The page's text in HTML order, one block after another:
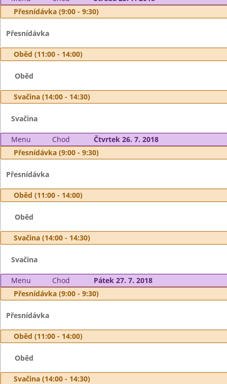
Přesnídávka (9:00 - 9:30)
Přesnídávka
Oběd (11:00 - 14:00)
Oběd
Svačina (14:00 - 14:30)
Svačina
Menu Chod
Čtvrtek 26. 7. 2018
Přesnídávka (9:00 - 9:30)
Přesnídávka
Oběd (11:00 - 14:00)
Oběd
Svačina (14:00 - 14:30)
Svačina
Menu Chod
Pátek 27. 7. 2018
Přesnídávka (9:00 - 9:30)
Přesnídávka
Oběd (11:00 - 14:00)
Oběd
Svačina (14:00 - 14:30)